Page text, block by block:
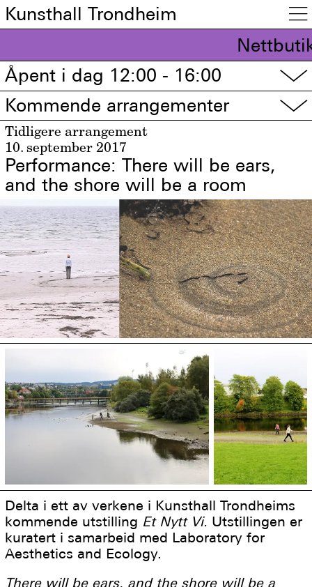
Kunsthall Trondheim 
Åpent i dag 12:00 - 16:00
▽
Kommende arrangementer ▽
Tidligere arrangement
10. september 2017
Performance: There will be ears,
and the shore will be a room
Delta i ett av verkene i Kunsthall Trondheims
kommende utstilling Et Nytt Vi. Utstillingen er
kuratert i samarbeid med Laboratory for
Aesthetics and Ecology.
There will be ears, and the shore will be a